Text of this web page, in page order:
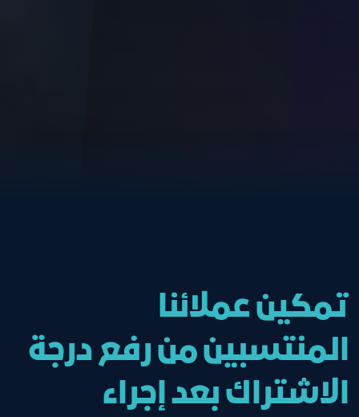
تمكين عملائنا
المنتسبين من رفع درجة
الاشتراك بعد إجراء